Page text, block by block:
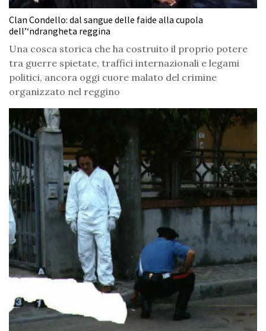
Clan Condello: dal sangue delle faide alla cupola
dell’‘ndrangheta reggina
Una cosca storica che ha costruito il proprio potere
tra guerre spietate, traffici internazionali e legami
politici, ancora oggi cuore malato del crimine
organizzato nel reggino